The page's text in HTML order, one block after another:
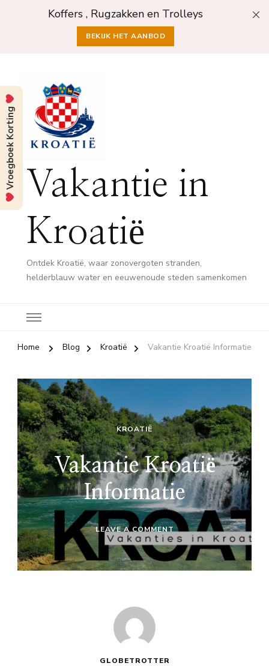
Koffers , Rugzakken en Trolleys
BEKIJK HET AANBOD
Vakantie in
Kroatië
Ontdek Kroatië, waar zonovergoten stranden,
helderblauw water en eeuwenoude steden samenkomen
Home Blog Kroatië Vakantie Kroatië Informatie
KROATIË
Vakantie Kroatië
Informatie
LEAVE A COMMENTON
VAKANTIE
KROATIË
INFORMATIE
GLOBETROTTER
Vroegboek Korting